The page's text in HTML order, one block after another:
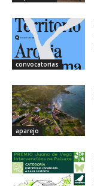
convocatorias
aparejo